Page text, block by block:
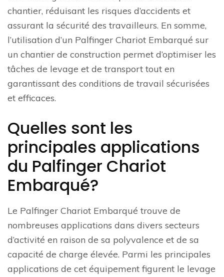
chantier, réduisant les risques d’accidents et
assurant la sécurité des travailleurs. En somme,
l’utilisation d’un Palfinger Chariot Embarqué sur
un chantier de construction permet d’optimiser les
tâches de levage et de transport tout en
garantissant des conditions de travail sécurisées
et efficaces.
Quelles sont les
principales applications
du Palfinger Chariot
Embarqué?
Le Palfinger Chariot Embarqué trouve de
nombreuses applications dans divers secteurs
d’activité en raison de sa polyvalence et de sa
capacité de charge élevée. Parmi les principales
applications de cet équipement figurent le levage